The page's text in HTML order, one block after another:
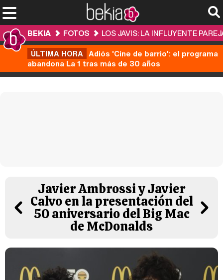
BEKIA FOTOS
LOS JAVIS: LA INFLUYENTE
ÚLTIMA HORA Adiós 'Cine de barrio': el programa
abandona La 1 tras más de 30 años
Javier Ambrossi y Javier
Calvo en la presentación del
50 aniversario del Big Mac
de McDonalds